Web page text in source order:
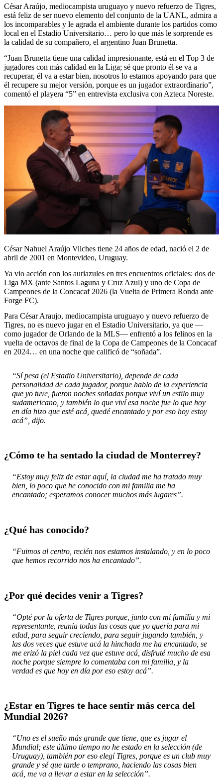
César Araújo, mediocampista uruguayo y nuevo refuerzo de Tigres,
está feliz de ser nuevo elemento del conjunto de la UANL, admira a
los incomparables y le agrada el ambiente durante los partidos como
local en el Estadio Universitario… pero lo que más le sorprende es
la calidad de su compañero, el argentino Juan Brunetta.
“Juan Brunetta tiene una calidad impresionante, está en el Top 3 de
jugadores con más calidad en la Liga; sé que pronto él se va a
recuperar, él va a estar bien, nosotros lo estamos apoyando para que
él recupere su mejor versión, porque es un jugador extraordinario”,
comentó el playera “5” en entrevista exclusiva con Azteca Noreste.
César Nahuel Araújo Vilches tiene 24 años de edad, nació el 2 de
abril de 2001 en Montevideo, Uruguay.
Ya vio acción con los auriazules en tres encuentros oficiales: dos de
Liga MX (ante Santos Laguna y Cruz Azul) y uno de Copa de
Campeones de la Concacaf 2026 (la Vuelta de Primera Ronda ante
Forge FC).
Para César Araujo, mediocampista uruguayo y nuevo refuerzo de
Tigres, no es nuevo jugar en el Estadio Universitario, ya que —
como jugador de Orlando de la MLS— enfrentó a los felinos en la
vuelta de octavos de final de la Copa de Campeones de la Concacaf
en 2024… en una noche que calificó de “soñada”.
“Sí pesa (el Estadio Universitario), depende de cada
personalidad de cada jugador, porque hablo de la experiencia
que yo tuve, fueron noches soñadas porque viví un estilo muy
sudamericano, y también lo que viví esa noche fue lo que hoy
en día hizo que esté acá, quedé encantado y por eso hoy estoy
acá”, dijo.
¿Cómo te ha sentado la ciudad de Monterrey?
“Estoy muy feliz de estar aquí, la ciudad me ha tratado muy
bien, lo poco que he conocido con mi familia me ha
encantado; esperamos conocer muchos más lugares”.
¿Qué has conocido?
“Fuimos al centro, recién nos estamos instalando, y en lo poco
que hemos recorrido nos ha encantado”.
¿Por qué decides venir a Tigres?
“Opté por la oferta de Tigres porque, junto con mi familia y mi
representante, reunía todas las cosas que yo quería para mi
edad, para seguir creciendo, para seguir jugando también, y
las dos veces que estuve acá la hinchada me ha encantado, se
me erizó la piel cada vez que estuve acá, disfruté mucho de esa
noche porque siempre lo comentaba con mi familia, y la
verdad es que hoy en día por eso estoy acá”.
¿Estar en Tigres te hace sentir más cerca del
Mundial 2026?
“Uno es el sueño más grande que tiene, que es jugar el
Mundial; este último tiempo no he estado en la selección (de
Uruguay), también por eso elegí Tigres, porque es un club muy
grande y sé que tarde o temprano, haciendo las cosas bien
acá, me va a llevar a estar en la selección”.